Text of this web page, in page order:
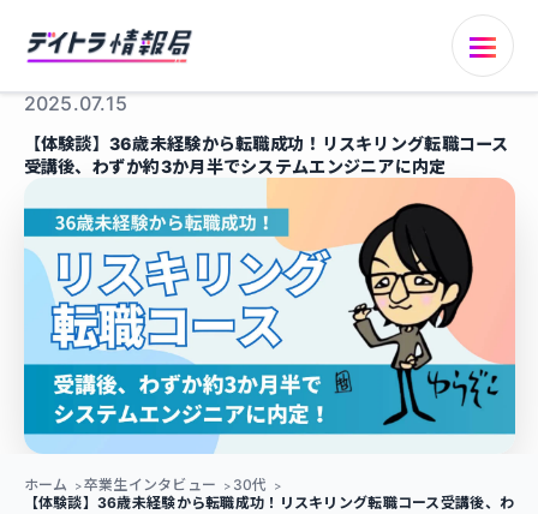
2025.07.15
【体験談】36歳未経験から転職成功！リスキリング転職コース
受講後、わずか約3か月半でシステムエンジニアに内定
ホーム 卒業生インタビュー
30代
【体験談】36歳未経験から転職成功！リスキリング転職コース受講後、わ